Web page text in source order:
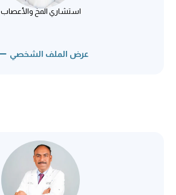
استشاري المخ والأعصاب
عرض الملف الشخصي
د. أميت أرورا